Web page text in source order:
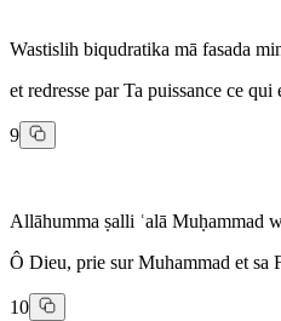
Wastislih biqudratika mā fasada
et redresse par Ta puissance ce
9
Allāhumma ṣalli ʿalā Muḥammad
Ô Dieu, prie sur Muhammad et sa
10